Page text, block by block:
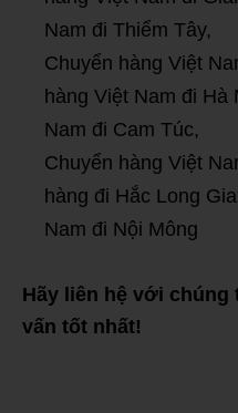
Nam đi Thiểm Tây,
Chuyển hàng Việt
hàng Việt Nam đi Hà
Nam đi Cam Túc,
Chuyển hàng Việt
hàng đi Hắc Long
Nam đi Nội Mông
Hãy liên hệ với
vấn tốt nhất!